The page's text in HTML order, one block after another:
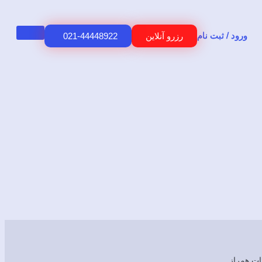
ورود / ثبت نام رزرو آنلاین 021-44448922